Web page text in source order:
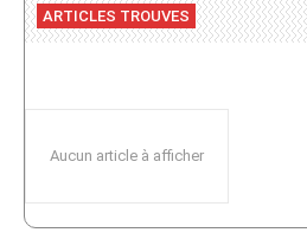
ARTICLES TROUVES
Aucun article à afficher